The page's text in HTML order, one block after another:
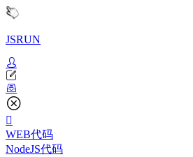
JSRUN
WEB代码
NodeJS代码